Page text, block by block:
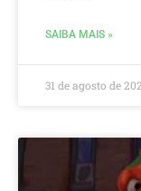
SAIBA MAIS »
31 de agosto de